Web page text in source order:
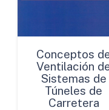
Conceptos
Ventilación
Sistemas de
Túneles de
Carretera